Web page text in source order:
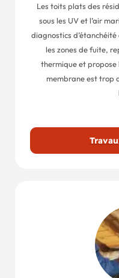
Les toits plats des
sous les UV et l’air
diagnostics
les zones de fuite,
thermique et
membrane est trop